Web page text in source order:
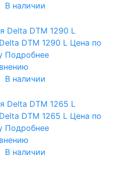
В наличии
DTM 1290 L Цена по
Подробнее
В наличии
DTM 1265 L Цена по
Подробнее
В наличии